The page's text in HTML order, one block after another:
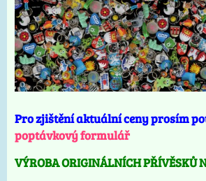
Pro zjištění aktuální ceny prosím
poptávkový formulář
VÝROBA ORIGINÁLNÍCH PŘÍVĚSKŮ